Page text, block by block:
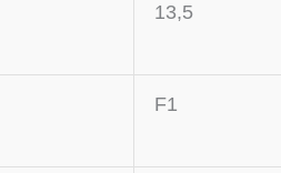
13,5
F1